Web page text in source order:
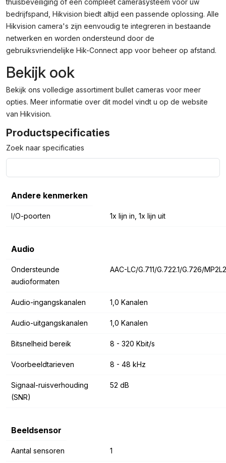
thuisbeveiliging of een compleet camerasysteem voor uw
bedrijfspand, Hikvision biedt altijd een passende oplossing. Alle
Hikvision camera's zijn eenvoudig te integreren in bestaande
netwerken en worden ondersteund door de
gebruiksvriendelijke Hik-Connect app voor beheer op afstand.
Bekijk ook
Bekijk ons volledige assortiment bullet cameras voor meer
opties. Meer informatie over dit model vindt u op de website
van Hikvision.
Productspecificaties
Zoek naar specificaties
Andere kenmerken
I/O-poorten 1x lijn in, 1x lijn uit
Audio
Ondersteunde
audioformaten
AAC-LC/G.711/G.722.1/G.726/
Audio-ingangskanalen 1,0 Kanalen
Audio-uitgangskanalen 1,0 Kanalen
Bitsnelheid bereik 8 - 320 Kbit/s
Voorbeeldtarieven 8 - 48 kHz
Signaal-ruisverhouding
(SNR)
52 dB
Beeldsensor
Aantal sensoren 1